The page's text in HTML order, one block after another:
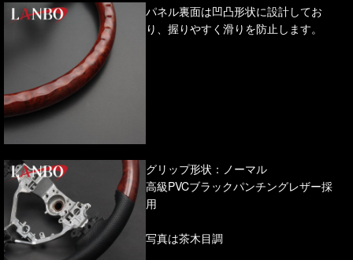
パネル裏面は凹凸形状に設計してお
り、握りやすく滑りを防止します。
グリップ形状：ノーマル
高級PVCブラックパンチングレザー採
用
写真は茶木目調